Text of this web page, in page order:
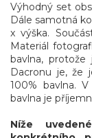
Výhodný set
Dále samotná
x výška.
Materiál
bavlna,
Dacronu je, že
100% bavlna.
bavlna je
Níže